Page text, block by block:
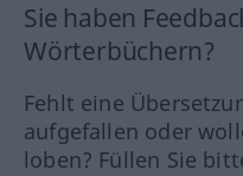
Sie haben
Wörterbüchern?
Fehlt eine
aufgefallen oder
loben? Füllen Sie